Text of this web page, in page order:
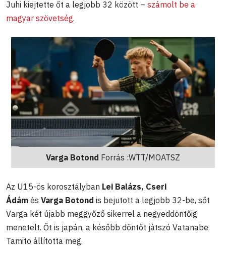
Juhi kiejtette őt a legjobb 32 között – számolt be a
magyar szövetség.
Varga Botond Forrás :WTT/MOATSZ
Az U15-ös korosztályban Lei Balázs, Cseri
Ádám és Varga Botond is bejutott a legjobb 32-be, sőt
Varga két újabb meggyőző sikerrel a negyeddöntőig
menetelt. Őt is japán, a később döntőt játszó Vatanabe
Tamito állította meg.